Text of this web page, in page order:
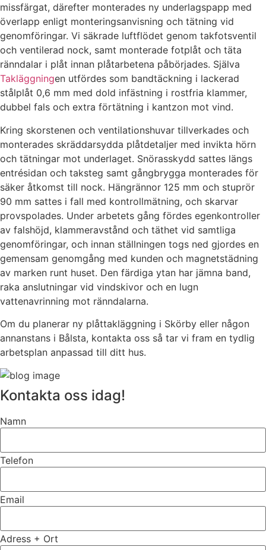
missfärgat, därefter monterades ny underlagspapp med
överlapp enligt monteringsanvisning och tätning vid
genomföringar. Vi säkrade luftflödet genom takfotsventil
och ventilerad nock, samt monterade fotplåt och täta
ränndalar i plåt innan plåtarbetena påbörjades. Själva
Takläggningen utfördes som bandtäckning i lackerad
stålplåt 0,6 mm med dold infästning i rostfria klammer,
dubbel fals och extra förtätning i kantzon mot vind.
Kring skorstenen och ventilationshuvar tillverkades och
monterades skräddarsydda plåtdetaljer med invikta hörn
och tätningar mot underlaget. Snörasskydd sattes längs
entrésidan och taksteg samt gångbrygga monterades för
säker åtkomst till nock. Hängrännor 125 mm och stuprör
90 mm sattes i fall med kontrollmätning, och skarvar
provspolades. Under arbetets gång fördes egenkontroller
av falshöjd, klammeravstånd och täthet vid samtliga
genomföringar, och innan ställningen togs ned gjordes en
gemensam genomgång med kunden och magnetstädning
av marken runt huset. Den färdiga ytan har jämna band,
raka anslutningar vid vindskivor och en lugn
vattenavrinning mot ränndalarna.
Om du planerar ny plåttakläggning i Skörby eller någon
annanstans i Bålsta, kontakta oss så tar vi fram en tydlig
arbetsplan anpassad till ditt hus.
Kontakta oss idag!
Namn
Telefon
Email
Adress + Ort